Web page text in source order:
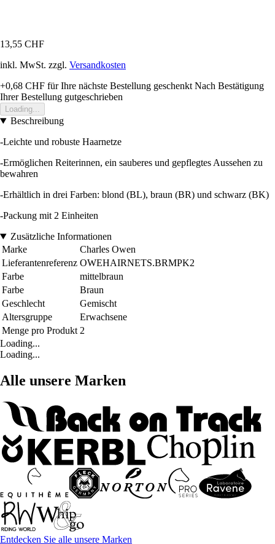
13,55 CHF
inkl. MwSt. zzgl. Versandkosten
+0,68 CHF für Ihre nächste Bestellung geschenkt Nach Bestätigung
Ihrer Bestellung gutgeschrieben
Loading...
Beschreibung
-Leichte und robuste Haarnetze
-Ermöglichen Reiterinnen, ein sauberes und gepflegtes Aussehen zu
bewahren
-Erhältlich in drei Farben: blond (BL), braun (BR) und schwarz (BK)
-Packung mit 2 Einheiten
Zusätzliche Informationen
Marke
Charles Owen
Lieferantenreferenz OWEHAIRNETS.BRMPK2
Farbe
mittelbraun
Farbe
Braun
Geschlecht
Gemischt
Altersgruppe
Erwachsene
Menge pro Produkt 2
Loading...
Loading...
Alle unsere Marken
Entdecken Sie alle unsere Marken